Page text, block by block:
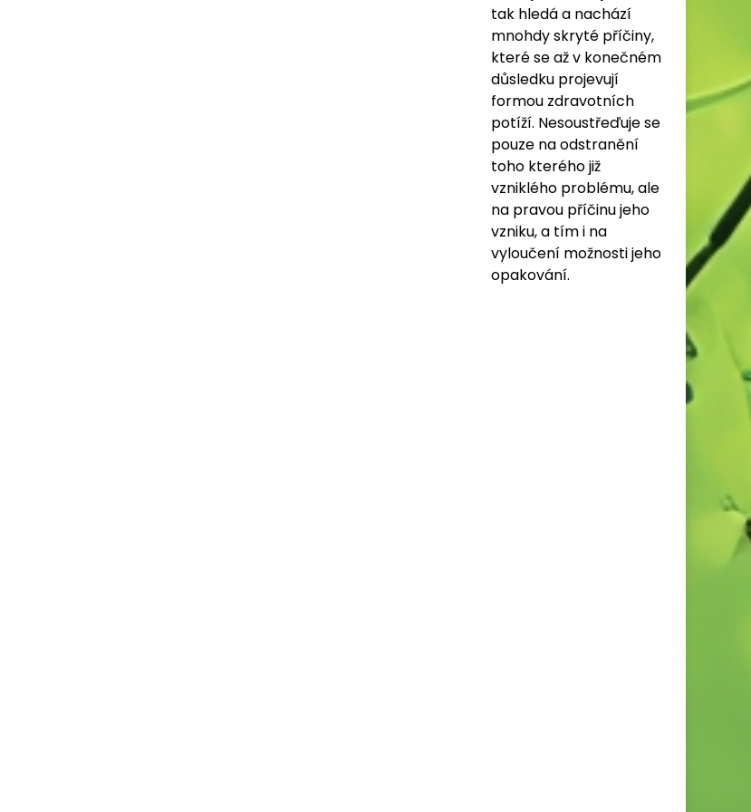
tak hledá a nachází
mnohdy skryté příčiny,
které se až v konečném
důsledku projevují
formou zdravotních
potíží. Nesoustřeďuje se
pouze na odstranění
toho kterého již
vzniklého problému, ale
na pravou příčinu jeho
vzniku, a tím i na
vyloučení možnosti jeho
opakování.